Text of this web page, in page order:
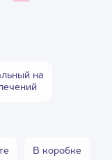
на
В коробке